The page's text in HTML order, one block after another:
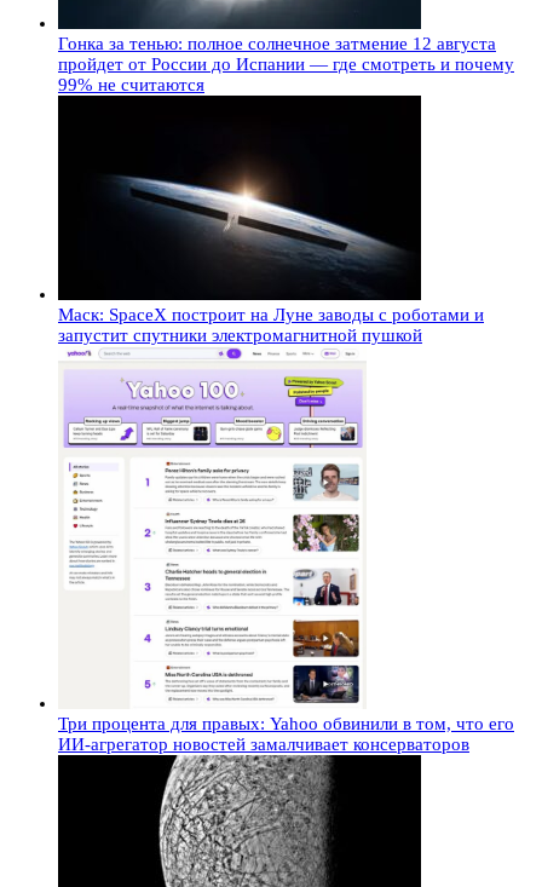
Гонка за тенью: полное солнечное затмение 12 августа
пройдет от России до Испании — где смотреть и почему
99% не считаются
Маск: SpaceX построит на Луне заводы с роботами и
запустит спутники электромагнитной пушкой
Три процента для правых: Yahoo обвинили в том, что его
ИИ-агрегатор новостей замалчивает консерваторов